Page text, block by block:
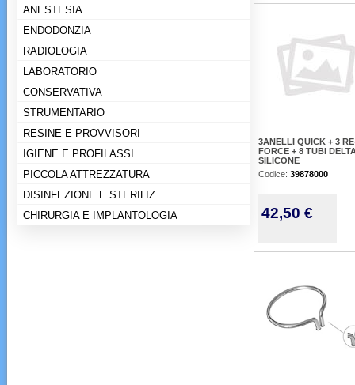
ANESTESIA
ENDODONZIA
RADIOLOGIA
LABORATORIO
CONSERVATIVA
STRUMENTARIO
RESINE E PROVVISORI
IGIENE E PROFILASSI
PICCOLA ATTREZZATURA
DISINFEZIONE E STERILIZ.
CHIRURGIA E IMPLANTOLOGIA
3ANELLI QUICK + 3
FORCE + 8 TUBI
SILICONE
Codice: 39878000
42,50 €